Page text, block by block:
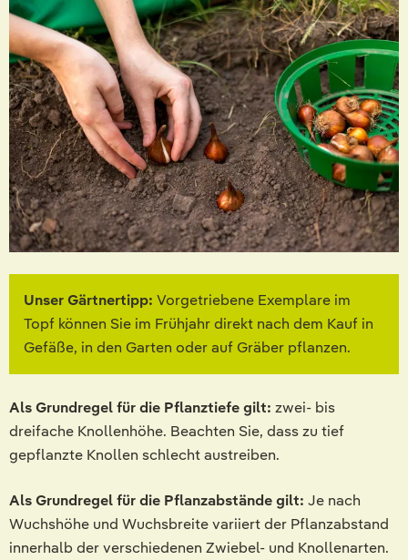
Unser Gärtnertipp: Vorgetriebene Exemplare im
Topf können Sie im Frühjahr direkt nach dem Kauf in
Gefäße, in den Garten oder auf Gräber pflanzen.
Als Grundregel für die Pflanztiefe gilt: zwei- bis
dreifache Knollenhöhe. Beachten Sie, dass zu tief
gepflanzte Knollen schlecht austreiben.
Als Grundregel für die Pflanzabstände gilt: Je nach
Wuchshöhe und Wuchsbreite variiert der Pflanzabstand
innerhalb der verschiedenen Zwiebel- und Knollenarten.